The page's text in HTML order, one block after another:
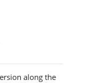
along the